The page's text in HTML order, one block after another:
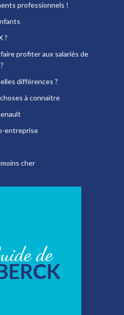
professionnels !
?
profiter aux salariés de
différences ?
à connaitre
entreprise
cher